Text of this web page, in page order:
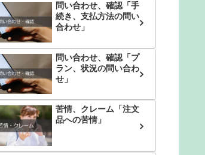
問い合わせ、確認「手
続き、支払方法の問い
合わせ」
問い合わせ、確認「プ
ラン、状況の問い合わ
せ」
苦情、クレーム「注文
品への苦情」